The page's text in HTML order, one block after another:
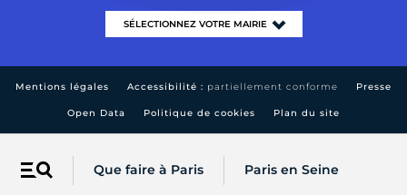
Menu Que faire à Paris Paris en Seine
Mentions légales Accessibilité : partiellement conforme Presse
Open Data Politique de cookies Plan du site